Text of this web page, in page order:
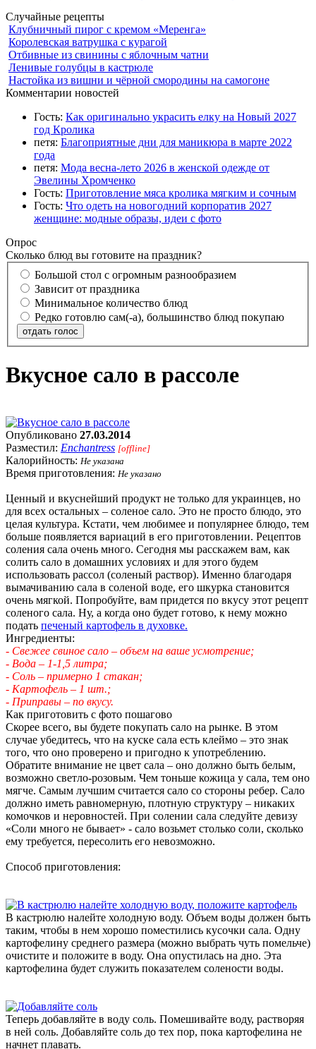
Случайные рецепты
Клубничный пирог с кремом «Меренга»
Королевская ватрушка с курагой
Отбивные из свинины с яблочным чатни
Ленивые голубцы в кастрюле
Настойка из вишни и чёрной смородины на самогоне
Комментарии новостей
Гость: Как оригинально украсить елку на Новый 2027
год Кролика
петя: Благоприятные дни для маникюра в марте 2022
года
петя: Мода весна-лето 2026 в женской одежде от
Эвелины Хромченко
Гость: Приготовление мяса кролика мягким и сочным
Гость: Что одеть на новогодний корпоратив 2027
женщине: модные образы, идеи с фото
Опрос
Сколько блюд вы готовите на праздник?
Большой стол с огромным разнообразием
Зависит от праздника
Минимальное количество блюд
Редко готовлю сам(-а), большинство блюд покупаю
отдать голос
Вкусное сало в рассоле
Опубликовано 27.03.2014
Разместил: Enchantress [offline]
Калорийность: Не указана
Время приготовления: Не указано
Ценный и вкуснейший продукт не только для украинцев, но
для всех остальных – соленое сало. Это не просто блюдо, это
целая культура. Кстати, чем любимее и популярнее блюдо, тем
больше появляется вариаций в его приготовлении. Рецептов
соления сала очень много. Сегодня мы расскажем вам, как
солить сало в домашних условиях и для этого будем
использовать рассол (соленый раствор). Именно благодаря
вымачиванию сала в соленой воде, его шкурка становится
очень мягкой. Попробуйте, вам придется по вкусу этот рецепт
соленого сала. Ну, а когда оно будет готово, к нему можно
подать печеный картофель в духовке.
Ингредиенты:
- Свежее свиное сало – объем на ваше усмотрение;
- Вода – 1-1,5 литра;
- Соль – примерно 1 стакан;
- Картофель – 1 шт.;
- Приправы – по вкусу.
Как приготовить с фото пошагово
Скорее всего, вы будете покупать сало на рынке. В этом
случае убедитесь, что на куске сала есть клеймо – это знак
того, что оно проверено и пригодно к употреблению.
Обратите внимание не цвет сала – оно должно быть белым,
возможно светло-розовым. Чем тоньше кожица у сала, тем оно
мягче. Самым лучшим считается сало со стороны ребер. Сало
должно иметь равномерную, плотную структуру – никаких
комочков и неровностей. При солении сала следуйте девизу
«Соли много не бывает» - сало возьмет столько соли, сколько
ему требуется, пересолить его невозможно.
Способ приготовления:
В кастрюлю налейте холодную воду. Объем воды должен быть
таким, чтобы в нем хорошо поместились кусочки сала. Одну
картофелину среднего размера (можно выбрать чуть помельче)
очистите и положите в воду. Она опустилась на дно. Эта
картофелина будет служить показателем солености воды.
Теперь добавляйте в воду соль. Помешивайте воду, растворяя
в ней соль. Добавляйте соль до тех пор, пока картофелина не
начнет плавать.